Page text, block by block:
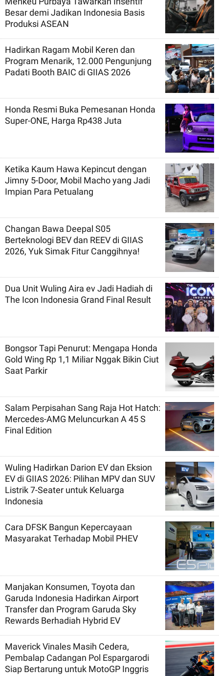
Besar demi Jadikan Indonesia Basis
Produksi ASEAN
Hadirkan Ragam Mobil Keren dan
Program Menarik, 12.000 Pengunjung
Padati Booth BAIC di GIIAS 2026
Honda Resmi Buka Pemesanan Honda
Super-ONE, Harga Rp438 Juta
Ketika Kaum Hawa Kepincut dengan
Jimny 5-Door, Mobil Macho yang Jadi
Impian Para Petualang
Changan Bawa Deepal S05
Berteknologi BEV dan REEV di GIIAS
2026, Yuk Simak Fitur Canggihnya!
Dua Unit Wuling Aira ev Jadi Hadiah di
The Icon Indonesia Grand Final Result
Bongsor Tapi Penurut: Mengapa Honda
Gold Wing Rp 1,1 Miliar Nggak Bikin Ciut
Saat Parkir
Salam Perpisahan Sang Raja Hot Hatch:
Mercedes-AMG Meluncurkan A 45 S
Final Edition
Wuling Hadirkan Darion EV dan Eksion
EV di GIIAS 2026: Pilihan MPV dan SUV
Listrik 7-Seater untuk Keluarga
Indonesia
Cara DFSK Bangun Kepercayaan
Masyarakat Terhadap Mobil PHEV
Manjakan Konsumen, Toyota dan
Garuda Indonesia Hadirkan Airport
Transfer dan Program Garuda Sky
Rewards Berhadiah Hybrid EV
Maverick Vinales Masih Cedera,
Pembalap Cadangan Pol Espargarodi
Siap Bertarung untuk MotoGP Inggris